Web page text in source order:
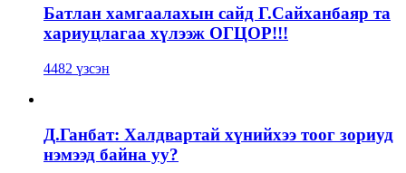
Батлан хамгаалахын сайд Г.Сайханбаяр та
хариуцлагаа хүлээж ОГЦОР!!!
4482 үзсэн
Д.Ганбат: Халдвартай хүнийхээ тоог зориуд
нэмээд байна уу?